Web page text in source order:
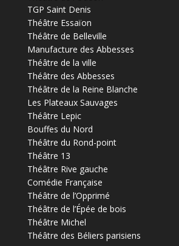
TGP Saint Denis
Théâtre Essaïon
Théâtre de Belleville
Manufacture des Abbesses
Théâtre de la ville
Théâtre des Abbesses
Théâtre de la Reine Blanche
Les Plateaux Sauvages
Théâtre Lepic
Bouffes du Nord
Théâtre du Rond-point
Théâtre 13
Théâtre Rive gauche
Comédie Française
Théâtre de l’Opprimé
Théâtre de l’Épée de bois
Théâtre Michel
Théâtre des Béliers parisiens